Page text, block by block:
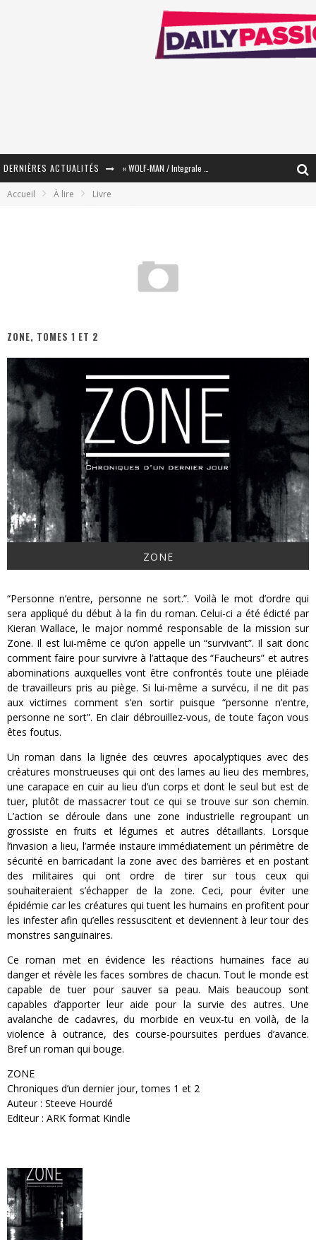
DERNIÈRES ACTUALITÉS
Star Fox
Assassin's Creed Black Flag Resynced
« Damn Them All » - Un duo de Choc !
Accueil À lire Livre
ZONE, TOMES 1 ET 2
ZONE
“Personne n’entre, personne ne sort.”. Voilà le mot d’ordre qui
sera appliqué du début à la fin du roman. Celui-ci a été édicté par
Kieran Wallace, le major nommé responsable de la mission sur
Zone. Il est lui-même ce qu’on appelle un “survivant”. Il sait donc
comment faire pour survivre à l’attaque des “Faucheurs” et autres
abominations auxquelles vont être confrontés toute une pléiade
de travailleurs pris au piège. Si lui-même a survécu, il ne dit pas
aux victimes comment s’en sortir puisque “personne n’entre,
personne ne sort”. En clair débrouillez-vous, de toute façon vous
êtes foutus.
Un roman dans la lignée des œuvres apocalyptiques avec des
créatures monstrueuses qui ont des lames au lieu des membres,
une carapace en cuir au lieu d’un corps et dont le seul but est de
tuer, plutôt de massacrer tout ce qui se trouve sur son chemin.
L’action se déroule dans une zone industrielle regroupant un
grossiste en fruits et légumes et autres détaillants. Lorsque
l’invasion a lieu, l’armée instaure immédiatement un périmètre de
sécurité en barricadant la zone avec des barrières et en postant
des militaires qui ont ordre de tirer sur tous ceux qui
souhaiteraient s’échapper de la zone. Ceci, pour éviter une
épidémie car les créatures qui tuent les humains en profitent pour
les infester afin qu’elles ressuscitent et deviennent à leur tour des
monstres sanguinaires.
Ce roman met en évidence les réactions humaines face au
danger et révèle les faces sombres de chacun. Tout le monde est
capable de tuer pour sauver sa peau. Mais beaucoup sont
capables d’apporter leur aide pour la survie des autres. Une
avalanche de cadavres, du morbide en veux-tu en voilà, de la
violence à outrance, des course-poursuites perdues d’avance.
Bref un roman qui bouge.
ZONE
Chroniques d’un dernier jour, tomes 1 et 2
Auteur : Steeve Hourdé
Editeur : ARK format Kindle